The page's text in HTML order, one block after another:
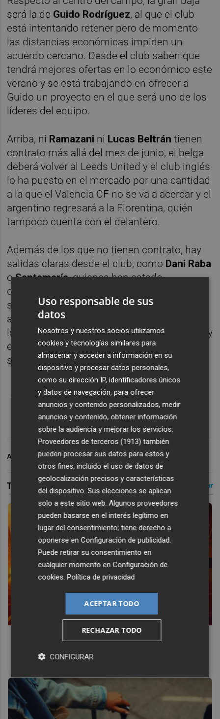
será la de Guido Rodríguez, al que el club
está intentando retener pero de momento
las distancias económicas impiden un
acuerdo cercano. Desde el club saben que
tendrá mejores ofertas en lo económico este
verano y se está trabajando en ofrecer a
Guido un proyecto en el que será uno de los
líderes del equipo.
Arriba, ni Ramazani ni Lucas Beltrán tienen
contrato más allá del mes de junio, el belga
deberá volver al Leeds United y el club inglés
lo ha puesto en el mercado por una cantidad
a la que el Valencia CF no se va a acercar y el
argentino regresará a la Fiorentina, quién
tampoco cuenta con el delantero.
Además de los que no tienen contrato, hay
salidas claras desde el club, como Dani Raba
oSantamaría, quienes han estado
defenestrados gran parte de la temporada y
se les busca ya salida desde hace meses,
además del caso
los futbolistas que más cobra de la plantilla y
este verano tendrá que hablar con el club de
su última temporada.
ARCHIVADO EN VALENCIA CF
antes, pero mejor!
Uso responsable de sus
datos
Nosotros y nuestros socios utilizamos
cookies y tecnologías similares para
almacenar y acceder a información en su
dispositivo y procesar datos personales,
como su dirección IP, identificadores únicos
y datos de navegación, para ofrecer
anuncios y contenido personalizados, medir
anuncios y contenido, obtener información
sobre la audiencia y mejorar los servicios.
Proveedores de terceros (1913) también
pueden procesar sus datos para estos y
otros fines, incluido el uso de datos de
geolocalización precisos y características
del dispositivo. Sus elecciones se aplican
solo a este sitio web. Algunos proveedores
pueden basarse en el interés legítimo en
lugar del consentimiento; tiene derecho a
oponerse enConfiguración de publicidad
Puede retirar su consentimiento en
cualquier momento enConfiguración de
cookies .Política de privacidad
ACEPTAR TODO
RECHAZAR TODO
CONFIGURAR